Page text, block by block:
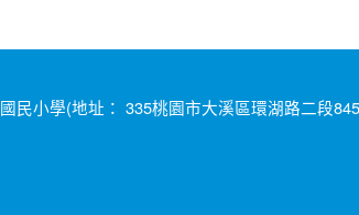
民小學(地址： 335桃園市大溪區環湖路二段